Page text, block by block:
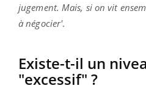
jugement. Mais, si on vit
à négocier'.
Existe-t-il un
"excessif" ?